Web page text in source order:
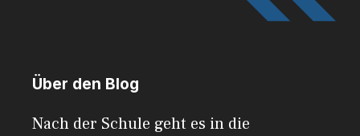
Über den Blog
Nach der Schule geht es in die